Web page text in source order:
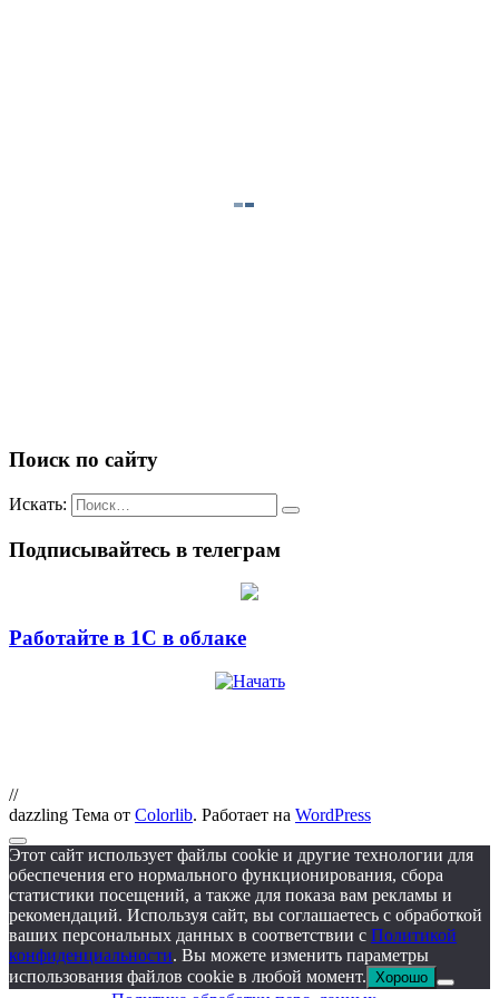
Поиск по сайту
Искать:
Подписывайтесь в телеграм
Работайте в 1С в облаке
//
dazzling Тема от Colorlib. Работает на WordPress
Этот сайт использует файлы cookie и другие технологии для
обеспечения его нормального функционирования, сбора
статистики посещений, а также для показа вам рекламы и
рекомендаций. Используя сайт, вы соглашаетесь с обработкой
ваших персональных данных в соответствии с Политикой
конфиденциальности. Вы можете изменить параметры
использования файлов cookie в любой момент. Хорошо